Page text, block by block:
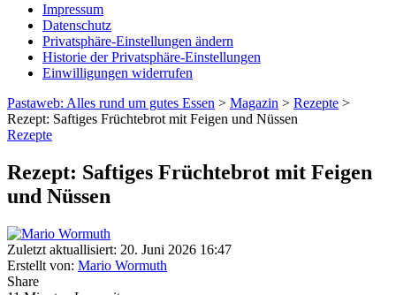
Impressum
Datenschutz
Privatsphäre-Einstellungen ändern
Historie der Privatsphäre-Einstellungen
Einwilligungen widerrufen
Pastaweb: Alles rund um gutes Essen > Magazin > Rezepte >
Rezept: Saftiges Früchtebrot mit Feigen und Nüssen
Rezepte
Rezept: Saftiges Früchtebrot mit Feigen
und Nüssen
Zuletzt aktuallisiert: 20. Juni 2026 16:47
Erstellt von: Mario Wormuth
Share